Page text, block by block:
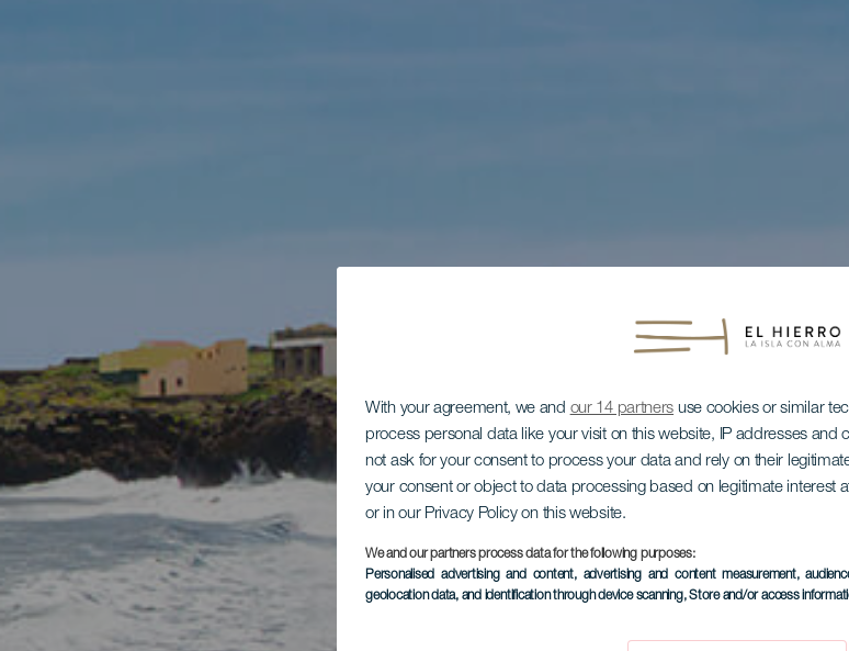
With your agreement, we and our 14 partners use cookies or similar
process personal data like your visit on this website, IP addresses and
not ask for your consent to process your data and rely on their
your consent or object to data processing based on legitimate interest
or in our Privacy Policy on this website.
We and our partners process data for the following purposes:
Personalised advertising and content, advertising and content measurement,
geolocation data, and identification through device scanning, Store and/or access